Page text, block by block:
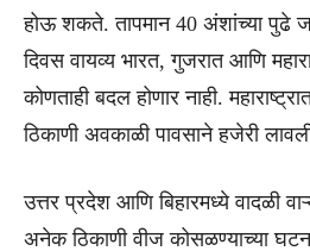
होऊ शकते. तापमान 40 अंशांच्या पुढे
दिवस वायव्य भारत, गुजरात आणि
कोणताही बदल होणार नाही.
ठिकाणी अवकाळी पावसाने हजेरी
उत्तर प्रदेश आणि बिहारमध्ये वादळी
अनेक ठिकाणी वीज कोसळण्याच्या